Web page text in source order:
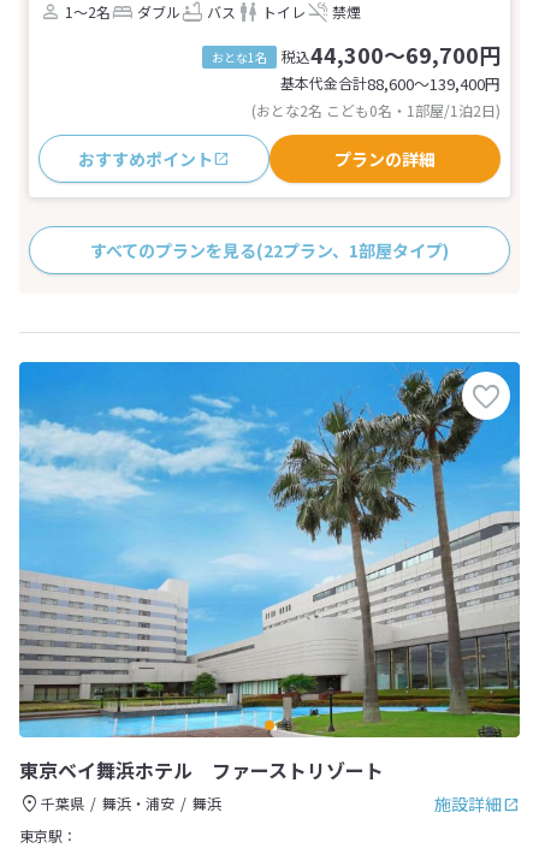
1～2名
ダブル バス トイレ 禁煙
おとな1名 税込44,300～69,700円
基本代金合計88,600〜139,400円
(おとな2名 こども0名・1部屋/1泊2日)
おすすめポイント プランの詳細
すべてのプランを見る(22プラン、1部屋タイプ)
東京ベイ舞浜ホテル ファーストリゾート
施設詳細
千葉県 舞浜・浦安
舞浜
東京駅：